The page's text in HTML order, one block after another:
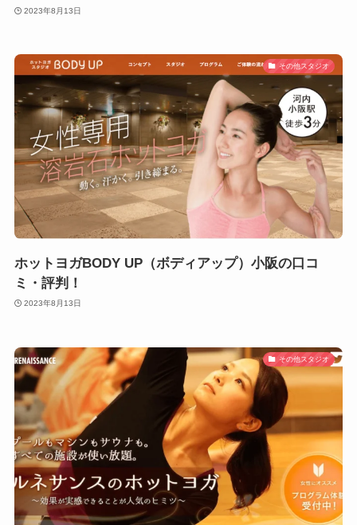
2023年8月13日
その他スタジオ
ホットヨガBODY UP（ボディアップ）小阪の口コ
ミ・評判！
2023年8月13日
その他スタジオ